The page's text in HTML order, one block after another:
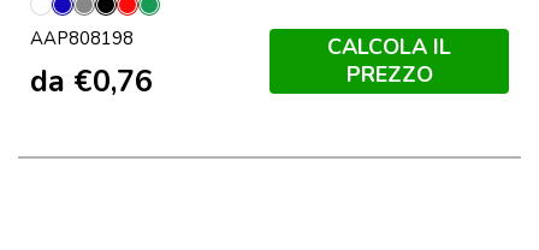
Bianco
BluGrigio
Nero
RossoVerde
AAP808198
da €0,76
CALCOLA IL
PREZZO